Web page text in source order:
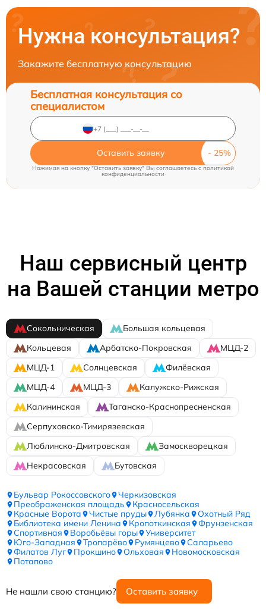
Нужна консультация?
Закажите бесплатную консультацию
Бесплатная консультация со
специалистом
Оставить заявку
Нажимая на кнопку "Оставить заявку" Вы соглашаетесь c политикой
конфиденциальности
Наш сервисный центр
на Вашей станции метро
Сокольническая
Большая кольцевая
Кольцевая
Арбатско-Покровская
МЦД-2
МЦД-1
Солнцевская
Филёвская
МЦД-4
МЦД-3
Калужско-Рижская
Калининская
Таганско-Краснопресненская
Серпуховско-Тимирязевская
Люблинско-Дмитровская
Замоскворецкая
Некрасовская
Бутовская
Бульвар Рокоссовского
Черкизовская
Преображенская площадь
Красносельская
Красные Ворота
Чистые пруды Лубянка
Охотный Ряд
Библиотека имени Ленина
Кропоткинская
Фрунзенская
Спортивная
Воробьёвы горы
Университет
Юго-Западная
Тропарёво Румянцево
Саларьево
Филатов Луг
Прокшино Ольховая
Новомосковская
Потапово
Не нашли свою станцию? Оставить заявку